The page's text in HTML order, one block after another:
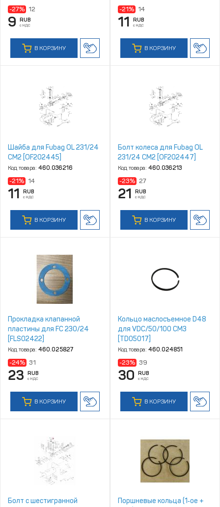
-27% 12
9 RUB
с НДС
В КОРЗИНУ
-21% 14
11 RUB
с НДС
В КОРЗИНУ
Шайба для Fubag OL 231/24
CM2 [OF202445]
Код товара: 460.036216
-21% 14
11 RUB
с НДС
В КОРЗИНУ
Болт колеса для Fubag OL
231/24 CM2 [OF202447]
Код товара: 460.036213
-23% 27
21 RUB
с НДС
В КОРЗИНУ
Прокладка клапанной
пластины для FС 230/24
[FLS02422]
Код товара: 460.025827
-24% 31
23 RUB
с НДС
В КОРЗИНУ
Кольцо маслосъемное D48
для VDC/50/100 CM3
[TD05017]
Код товара: 460.024851
-23% 39
30 RUB
с НДС
В КОРЗИНУ
Болт с шестигранной
Поршневые кольца (1‑ое +